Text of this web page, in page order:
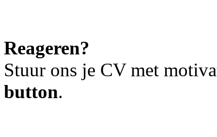
Reageren?
Stuur ons je CV met
button.